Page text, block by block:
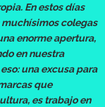
En estos días
colegas
enorme apertura,
en nuestra
una excusa para
que
es trabajo en